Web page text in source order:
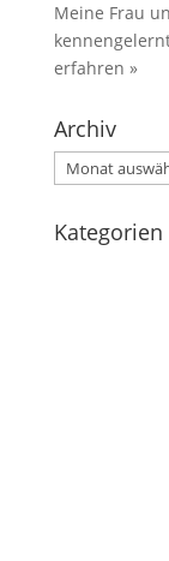
Meine Frau
erfahren »
Archiv
Archiv
Kategorien